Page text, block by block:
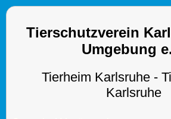
Tierschutzverein
Umgebung
Tierheim Karlsruhe -
Karlsruhe